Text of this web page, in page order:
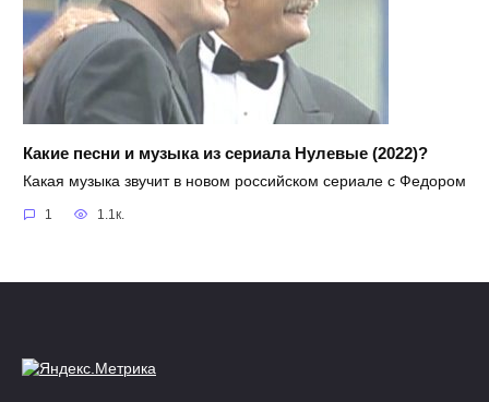
Какие песни и музыка из сериала Нулевые (2022)?
Какая музыка звучит в новом российском сериале с Федором
1 1.1к.